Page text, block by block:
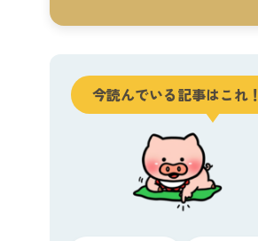
今読んでいる記事はこれ！